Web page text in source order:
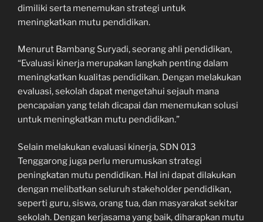
dimiliki serta menemukan strategi untuk
meningkatkan mutu pendidikan.
Menurut Bambang Suryadi, seorang ahli pendidikan,
“Evaluasi kinerja merupakan langkah penting dalam
meningkatkan kualitas pendidikan. Dengan melakukan
evaluasi, sekolah dapat mengetahui sejauh mana
pencapaian yang telah dicapai dan menemukan solusi
untuk meningkatkan mutu pendidikan.”
Selain melakukan evaluasi kinerja, SDN 013
Tenggarong juga perlu merumuskan strategi
peningkatan mutu pendidikan. Hal ini dapat dilakukan
dengan melibatkan seluruh stakeholder pendidikan,
seperti guru, siswa, orang tua, dan masyarakat sekitar
sekolah. Dengan kerjasama yang baik, diharapkan mutu